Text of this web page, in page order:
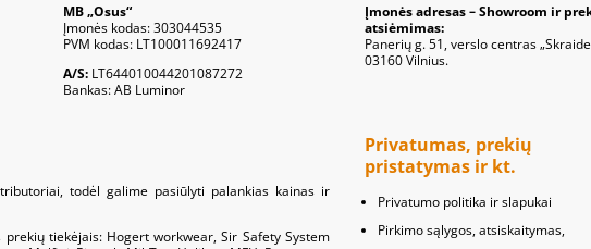
MB „Osus“
Įmonės kodas: 303044535
PVM kodas: LT100011692417
A/S: LT644010044201087272
Bankas: AB Luminor
Įmonės adresas – Showroom ir
atsiėmimas:
Panerių g. 51, verslo centras
03160 Vilnius.
todėl galime pasiūlyti palankias kainas ir
tiekėjais: Hogert workwear, Sir Safety System
Privatumas, prekių
pristatymas ir kt.
Privatumo politika ir slapukai
Pirkimo sąlygos, atsiskaitymas,